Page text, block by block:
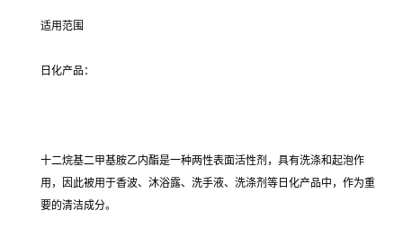
适用范围
日化产品：
十二烷基二甲基胺乙内酯是一种两性表面活性剂，具有洗涤和起泡作
用，因此被用于香波、沐浴露、洗手液、洗涤剂等日化产品中，作为重
要的清洁成分。